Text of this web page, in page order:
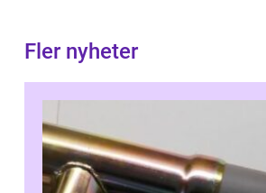
Fler nyheter